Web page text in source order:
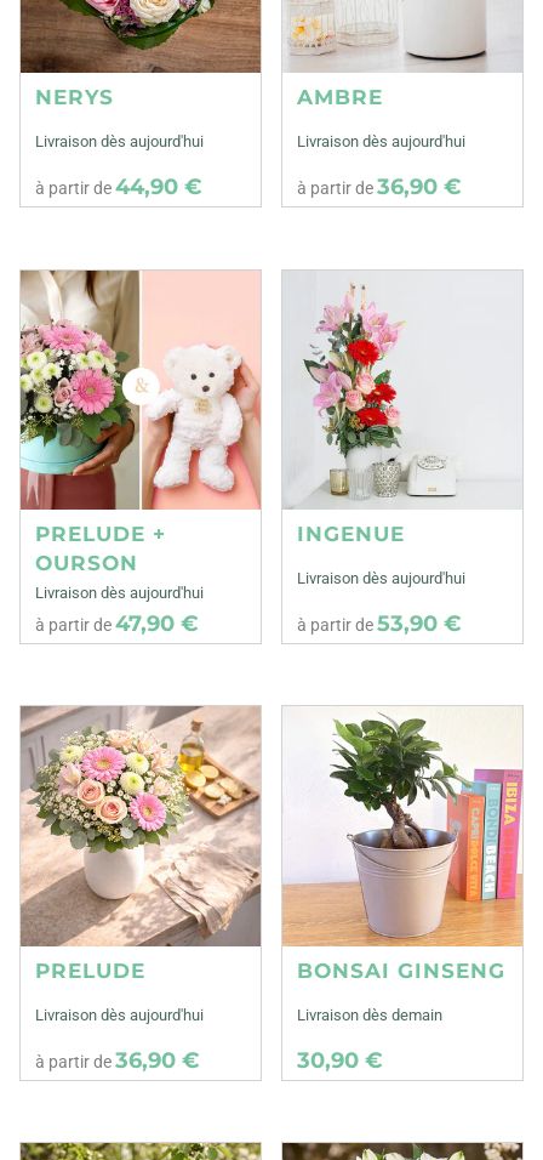
NERYS
Livraison dès aujourd'hui
à partir de44,90 €
AMBRE
Livraison dès aujourd'hui
à partir de36,90 €
PRELUDE +
OURSON
Livraison dès aujourd'hui
à partir de47,90 €
INGENUE
Livraison dès aujourd'hui
à partir de53,90 €
PRELUDE
Livraison dès aujourd'hui
à partir de36,90 €
BONSAI GINSENG
Livraison dès demain
30,90 €